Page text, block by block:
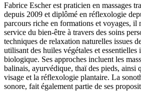
Fabrice Escher est praticien en massages
depuis 2009 et diplômé en réflexologie
parcours riche en formations et voyages, il
service du bien-être à travers des soins
techniques de relaxation naturelles issues
utilisant des huiles végétales et essentielles
biologique. Ses approches incluent les
balinais, ayurvédique, thaï des pieds, ainsi
visage et la réflexologie plantaire. La
sonore, fait également partie de ses